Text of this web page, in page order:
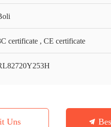
certificate , CE certificate
Uns